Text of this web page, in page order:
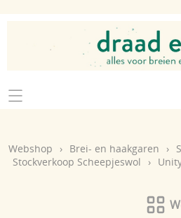
Home
Brei- en haakgaren
Mijn account
Webshop › Brei- en haakgaren ›
Stockverkoop Scheepjeswol
›